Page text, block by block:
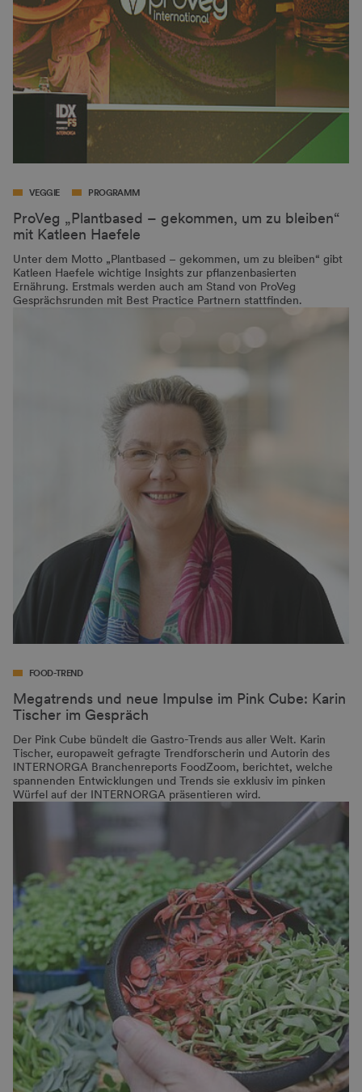
VEGGIE PROGRAMM
ProVeg „Plantbased – gekommen, um zu bleiben“
mit Katleen Haefele
Unter dem Motto „Plantbased – gekommen, um zu bleiben“ gibt
Katleen Haefele wichtige Insights zur pflanzenbasierten
Ernährung. Erstmals werden auch am Stand von ProVeg
Gesprächsrunden mit Best Practice Partnern stattfinden.
FOOD-TREND
Megatrends und neue Impulse im Pink Cube: Karin
Tischer im Gespräch
Der Pink Cube bündelt die Gastro-Trends aus aller Welt. Karin
Tischer, europaweit gefragte Trendforscherin und Autorin des
INTERNORGA Branchenreports FoodZoom, berichtet, welche
spannenden Entwicklungen und Trends sie exklusiv im pinken
Würfel auf der INTERNORGA präsentieren wird.